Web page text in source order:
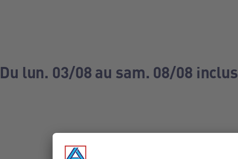
Du lun. 03/08 au sam. 08/08 inclus